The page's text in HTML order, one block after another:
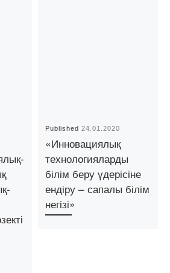
Published24.01.2020
«Инновациялық
технологияларды
білім беру үдерісіне
ендіру – сапалы білім
негізі»